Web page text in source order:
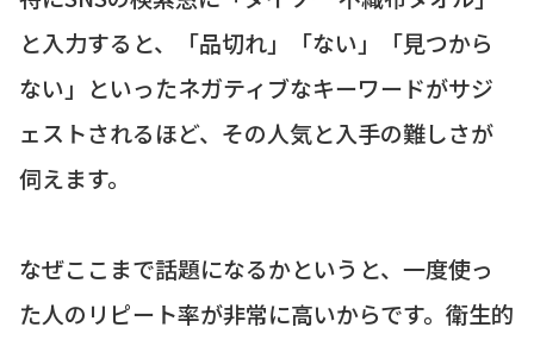
と入力すると、「品切れ」「ない」「見つから
ない」といったネガティブなキーワードがサジ
ェストされるほど、その人気と入手の難しさが
伺えます。
なぜここまで話題になるかというと、一度使っ
た人のリピート率が非常に高いからです。衛生的